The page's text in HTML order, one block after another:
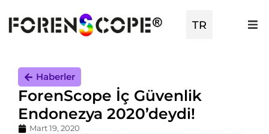
TR
EN
Haberler
ForenScope İç Güvenlik
Endonezya 2020’deydi!
Mart 19, 2020